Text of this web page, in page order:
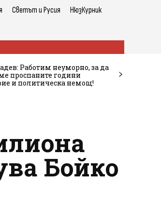
Светът и Русия НюзКурник
Работим неуморно, за да
проспаните години
и политическа немощ!
Бойко